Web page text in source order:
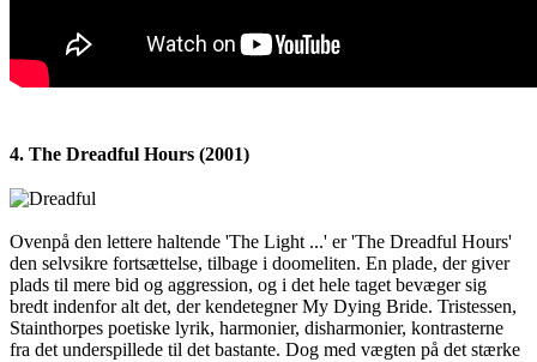
4. The Dreadful Hours (2001)
Ovenpå den lettere haltende 'The Light ...' er 'The Dreadful Hours'
den selvsikre fortsættelse, tilbage i doomeliten. En plade, der giver
plads til mere bid og aggression, og i det hele taget bevæger sig
bredt indenfor alt det, der kendetegner My Dying Bride. Tristessen,
Stainthorpes poetiske lyrik, harmonier, disharmonier, kontrasterne
fra det underspillede til det bastante. Dog med vægten på det stærke